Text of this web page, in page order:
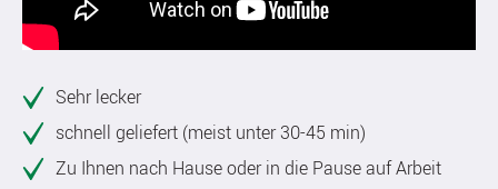
Sehr lecker
schnell geliefert (meist unter 30-45 min)
Zu Ihnen nach Hause oder in die Pause auf Arbeit